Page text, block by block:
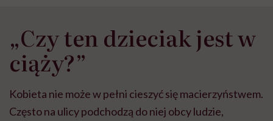
„Czy ten dzieciak jest w
ciąży?”
Kobieta nie może w pełni cieszyć się macierzyństwem.
Często na ulicy podchodzą do niej obcy ludzie,